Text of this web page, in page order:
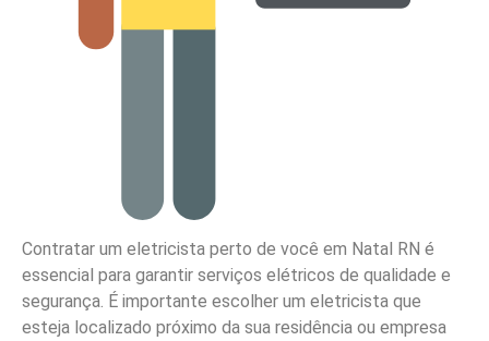
Contratar um eletricista perto de você em Natal RN é
essencial para garantir serviços elétricos de qualidade e
segurança. É importante escolher um eletricista que
esteja localizado próximo da sua residência ou empresa